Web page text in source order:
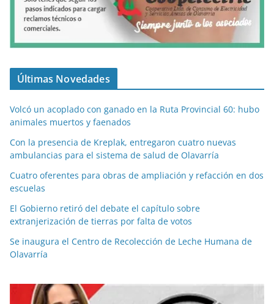
Últimas Novedades
Volcó un acoplado con ganado en la Ruta Provincial 60: hubo
animales muertos y faenados
Con la presencia de Kreplak, entregaron cuatro nuevas
ambulancias para el sistema de salud de Olavarría
Cuatro oferentes para obras de ampliación y refacción en dos
escuelas
El Gobierno retiró del debate el capítulo sobre
extranjerización de tierras por falta de votos
Se inaugura el Centro de Recolección de Leche Humana de
Olavarría